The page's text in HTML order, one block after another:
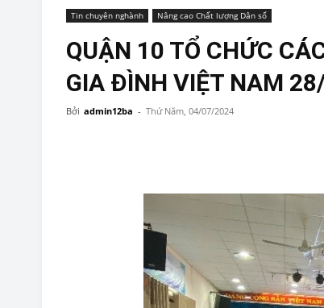
Tin chuyên nghành Nâng cao Chất lượng Dân số
QUẬN 10 TỔ CHỨC
GIA ĐÌNH VIỆT NAM
Bởi admin12ba - Thứ Năm, 04/07/2024